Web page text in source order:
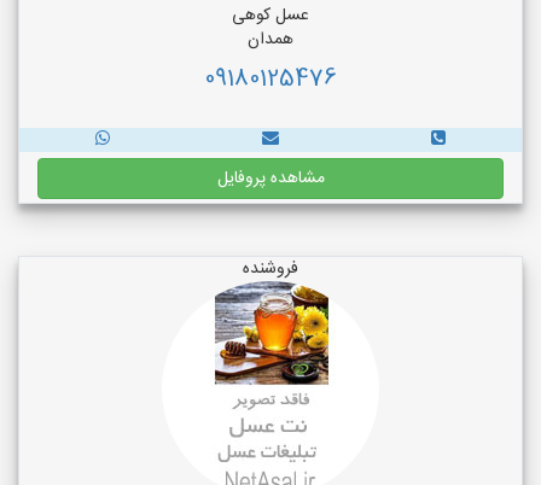
عسل کوهی
همدان
09180125476
مشاهده پروفایل
فروشنده